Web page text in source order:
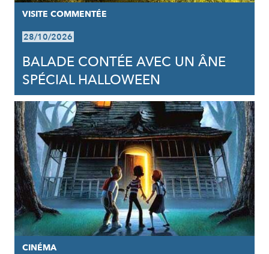
VISITE COMMENTÉE
28/10/2026
BALADE CONTÉE AVEC UN ÂNE
SPÉCIAL HALLOWEEN
CINÉMA